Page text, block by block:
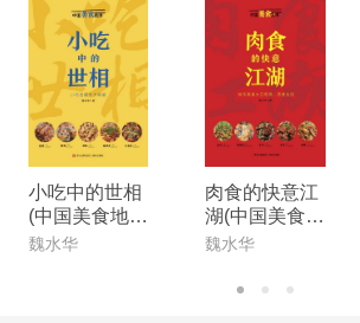
【作者】
著者简介： 蔡澜，作家、美食家、
人，《舌尖上的中国》总顾问，《
与金庸、倪匡、黄霑并称“香港四大
坡，青年时留学日本学习电影制作
职“邵氏”“嘉禾”两大电影公司。 监
《龙兄虎弟》《福星高照》等多部
著有畅销书《蔡澜旅行食记》、“致
寻味世界”系列、“蔡澜雅趣人生”系列
小吃中的世相
(中国美食地理
系列)
魏水华
肉食的快意江
湖(中国美食地
理系列)
魏水华